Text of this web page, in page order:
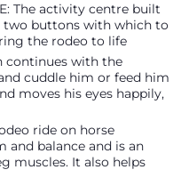
The activity centre built
two buttons with which to
the rodeo to life
continues with the
cuddle him or feed him
moves his eyes happily,
ride on horse
and balance and is an
muscles. It also helps